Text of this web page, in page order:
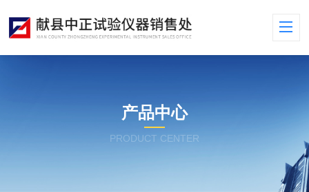
产品中心
PRODUCT CENTER